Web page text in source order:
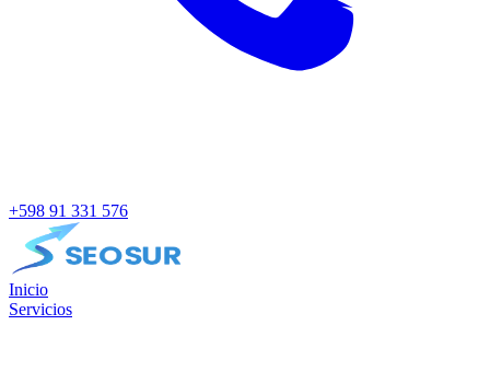
+598 91 331 576
Inicio
Servicios